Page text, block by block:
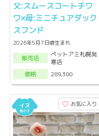
父:スムースコートチワ
ワ×母:ミニチュアダック
スフンド
2026年5月7日頃生まれ
販売店
ペットアミ札幌発
寒店
価格
289,300
お気に入り